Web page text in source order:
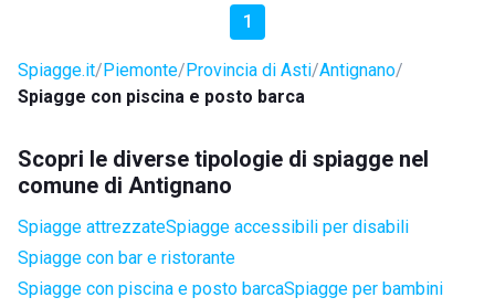
1
Spiagge.it Piemonte Provincia di Asti Antignano
Spiagge con piscina e posto barca
Scopri le diverse tipologie di spiagge nel
comune di Antignano
Spiagge attrezzateSpiagge accessibili per disabili
Spiagge con bar e ristorante
Spiagge con piscina e posto barcaSpiagge per bambini